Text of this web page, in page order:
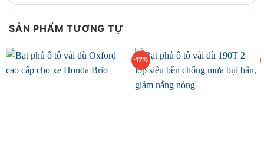
SẢN PHẨM TƯƠNG TỰ
-17%